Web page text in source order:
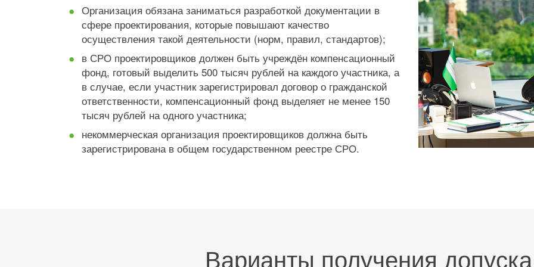
Организация обязана заниматься разработкой документации в
сфере проектирования, которые повышают качество
осуществления такой деятельности (норм, правил, стандартов);
в СРО проектировщиков должен быть учреждён компенсационный
фонд, готовый выделить 500 тысяч рублей на каждого участника, а
в случае, если участник зарегистрировал договор о гражданской
ответственности, компенсационный фонд выделяет не менее 150
тысяч рублей на одного участника;
некоммерческая организация проектировщиков должна быть
зарегистрирована в общем государственном реестре СРО.
Варианты получения